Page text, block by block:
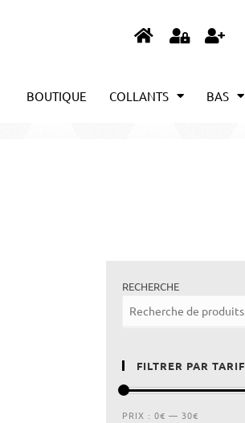
BOUTIQUE COLLANTS BAS
RECHERCHE
FILTRER PAR TARIF
PRIX : 0€ — 30€